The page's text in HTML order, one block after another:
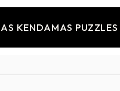
KENDAMAS PUZZLES